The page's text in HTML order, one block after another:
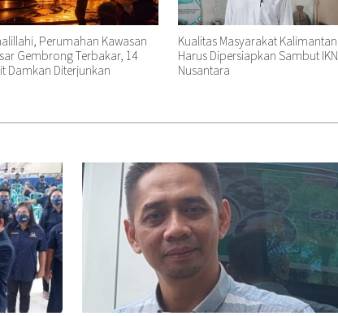
Perumahan Kawasan
Gembrong Terbakar, 14
Damkan Diterjunkan
Kualitas Masyarakat Kalimantan
Harus Dipersiapkan Sambut IKN
Nusantara